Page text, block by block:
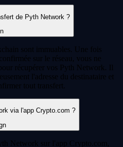
de Pyth Network ?
sont immuables. Une fois
sur le réseau, vous ne
récupérer vos Pyth Network. Il
l'adresse du destinataire et
tout transfert.
via l'app Crypto.com ?
Network sur l'app Crypto.com,